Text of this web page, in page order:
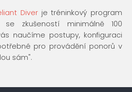
Diverje tréninkový program
zkušeností minimálně 100
naučíme postupy, konfiguraci
pro provádění ponorů v
sám".